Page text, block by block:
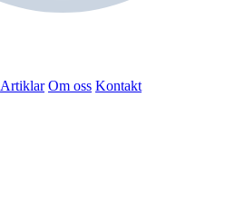
Artiklar Om oss Kontakt